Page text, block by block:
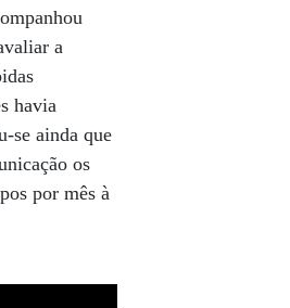
a
havia
se ainda que
os
por mês à